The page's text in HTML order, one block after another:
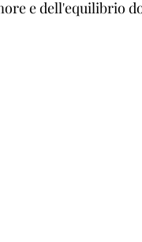
e dell'equilibrio